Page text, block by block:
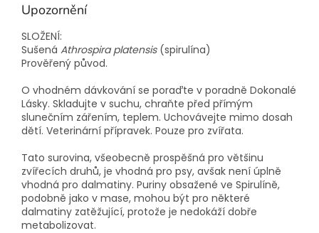
Upozornění
SLOŽENÍ:
Sušená Athrospira platensis (spirulína)
Prověřený původ.
O vhodném dávkování se poraďte v poradně Dokonalé
Lásky. Skladujte v suchu, chraňte před přímým
slunečním zářením, teplem. Uchovávejte mimo dosah
dětí. Veterinární přípravek. Pouze pro zvířata.
Tato surovina, všeobecně prospěšná pro většinu
zvířecích druhů, je vhodná pro psy, avšak není úplně
vhodná pro dalmatiny. Puriny obsažené ve Spirulíně,
podobně jako v mase, mohou být pro některé
dalmatiny zatěžující, protože je nedokáží dobře
metabolizovat.